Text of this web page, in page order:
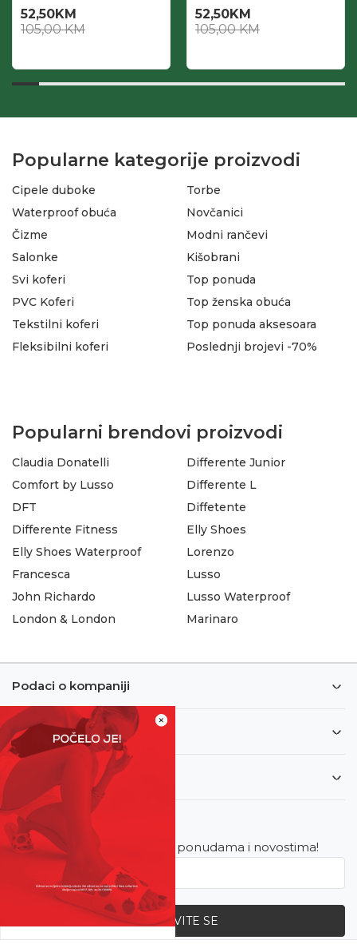
×
52,50KM
105,00KM
52,50KM
105,00KM
Popularne kategorije proizvodi
Cipele duboke
Waterproof obuća
Čizme
Salonke
Torbe
Novčanici
Modni rančevi
Kišobrani
Svi koferi
PVC Koferi
Tekstilni koferi
Fleksibilni koferi
Top ponuda
Top ženska obuća
Top ponuda aksesoara
Poslednji brojevi -70%
Popularni brendovi proizvodi
Claudia Donatelli
Comfort by Lusso
DFT
Differente Fitness
Differente Junior
Differente L
Diffetente
Elly Shoes
Elly Shoes Waterproof
Francesca
John Richardo
London & London
Lorenzo
Lusso
Lusso Waterproof
Marinaro
Podaci o kompaniji
Informacije
Korisnički servis
Newsletter
Budite u toku sa najnovijim ponudama i novostima!
PRIJAVITE SE